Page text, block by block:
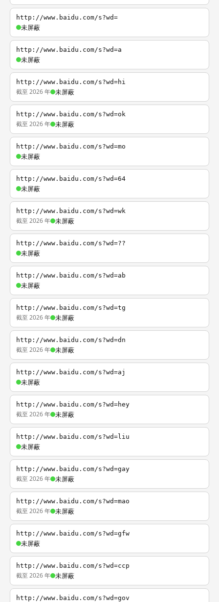
http://www.baidu.com/s?wd=
未屏蔽
http://www.baidu.com/s?wd=a
未屏蔽
http://www.baidu.com/s?wd=hi
截至 2026 年 未屏蔽
http://www.baidu.com/s?wd=ok
截至 2026 年 未屏蔽
http://www.baidu.com/s?wd=mo
未屏蔽
http://www.baidu.com/s?wd=64
未屏蔽
http://www.baidu.com/s?wd=wk
截至 2026 年 未屏蔽
http://www.baidu.com/s?wd=??
未屏蔽
http://www.baidu.com/s?wd=ab
未屏蔽
http://www.baidu.com/s?wd=tg
截至 2026 年 未屏蔽
http://www.baidu.com/s?wd=dn
截至 2026 年 未屏蔽
http://www.baidu.com/s?wd=aj
未屏蔽
http://www.baidu.com/s?wd=hey
截至 2026 年 未屏蔽
http://www.baidu.com/s?wd=liu
未屏蔽
http://www.baidu.com/s?wd=gay
截至 2026 年 未屏蔽
http://www.baidu.com/s?wd=mao
截至 2026 年 未屏蔽
http://www.baidu.com/s?wd=gfw
未屏蔽
http://www.baidu.com/s?wd=ccp
截至 2026 年 未屏蔽
http://www.baidu.com/s?wd=gov